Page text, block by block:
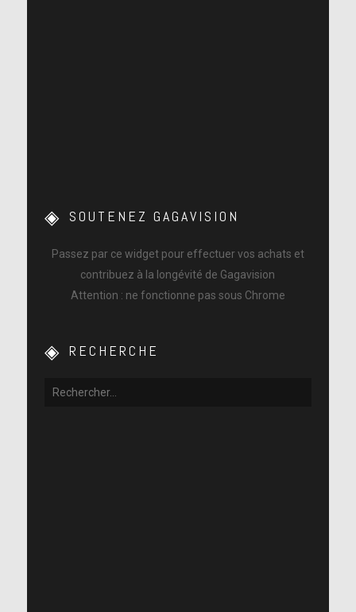
SOUTENEZ GAGAVISION
Passez par ce widget pour effectuer vos achats et
contribuez à la longévité de Gagavision
Attention : ne fonctionne pas sous Chrome
RECHERCHE